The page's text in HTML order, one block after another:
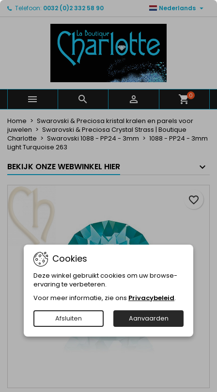
Telefoon: 0032 (0)2 332 58 90 Nederlands 
   0
Home
Swarovski & Preciosa kristal kralen en parels voor
juwelen
Swarovski & Preciosa Crystal Strass | Boutique
Charlotte
Swarovski 1088 - PP24 - 3mm
1088 - PP24 - 3mm
Light Turquoise 263
BEKIJK ONZE WEBWINKEL HIER
favorite_border
Mijn verlanglijsten ×
Maak een lijst
Maak een verlanglijst ×
Verlanglijst naam
Annuleren Maak een verlanglijst
Inloggen ×
U moet ingelogd zijn om producten in uw verlanglijst
Annuleren Inloggen
Cookies
Deze winkel gebruikt cookies om uw browse-
ervaring te verbeteren.
Voor meer informatie, zie ons Privacybeleid.
Afsluiten Aanvaarden